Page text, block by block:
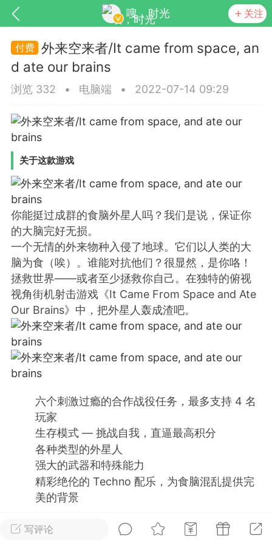
嗖，时光 关注
基于wordpress开发
更新 商城 视频
排行 在线 小黑屋
实时动态 直播
极品会员 靓号
黑凤梨
电脑端 外挂制作
该内容只允许登录的用户查看
写评论
外来空来者/It came from space, an
d ate our brains
浏览 332 • 电脑端 • 2022-07-14 09:29
关于这款游戏
你能挺过成群的食脑外星人吗？我们是说，保证你
的大脑完好无损。
一个无情的外来物种入侵了地球。它们以人类的大
脑为食（唉）。谁能对抗他们？很显然，是你咯！
拯救世界——或者至少拯救你自己。在独特的俯视
视角街机射击游戏《It Came From Space and Ate
Our Brains》中，把外星人轰成渣吧。
六个刺激过瘾的合作战役任务，最多支持 4 名
玩家
生存模式 — 挑战自我，直逼最高积分
各种类型的外星人
强大的武器和特殊能力
精彩绝伦的 Techno 配乐，为食脑混乱提供完
美的背景